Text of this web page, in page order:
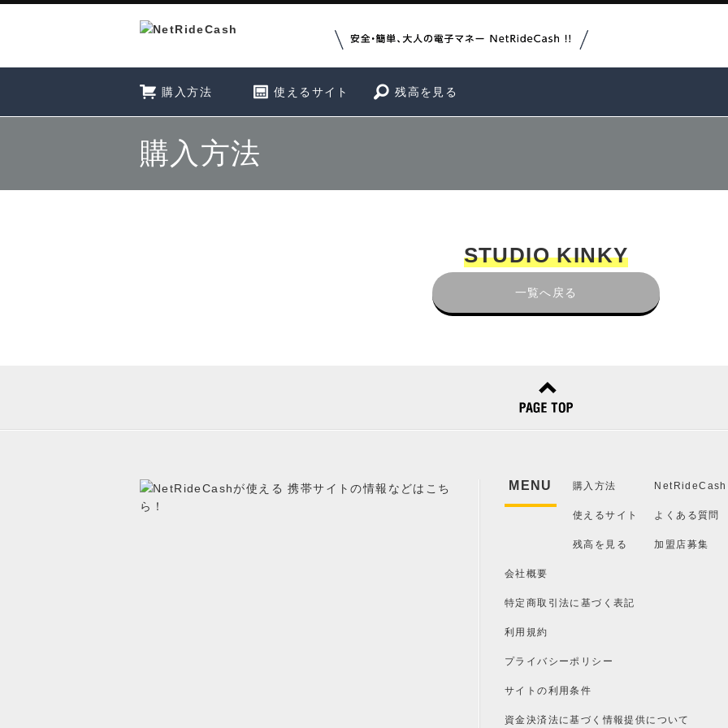
購入方法 使えるサイト 残高を見る
購入方法
STUDIO KINKY
一覧へ戻る
MENU 購入方法
使えるサイト
残高を見る
NetRideCash
よくある質問
加盟店募集
会社概要
特定商取引法に基づく表記
利用規約
プライバシーポリシー
サイトの利用条件
資金決済法に基づく情報提供について